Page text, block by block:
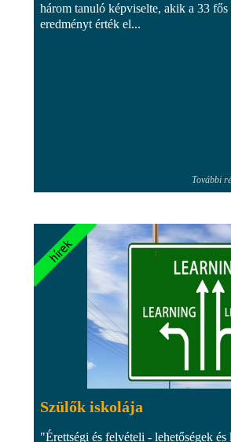
három tanuló képviselte, akik a 33
eredményt érték el...
További
Szülők iskolája
"Érettségi és felvételi - lehetőségek